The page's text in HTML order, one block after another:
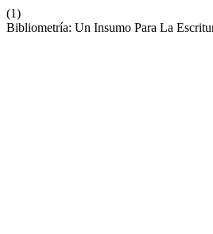
(1)
Bibliometría: Un Insumo Para La